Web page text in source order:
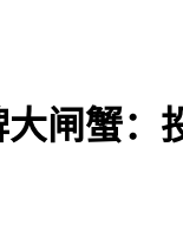
大闸蟹